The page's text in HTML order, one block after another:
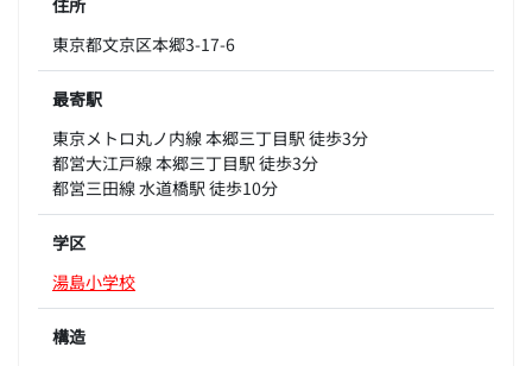
東京都文京区本郷3-17-6
最寄駅
東京メトロ丸ノ内線 本郷三丁目駅 徒歩3分
都営大江戸線 本郷三丁目駅 徒歩3分
都営三田線 水道橋駅 徒歩10分
学区
湯島小学校
構造